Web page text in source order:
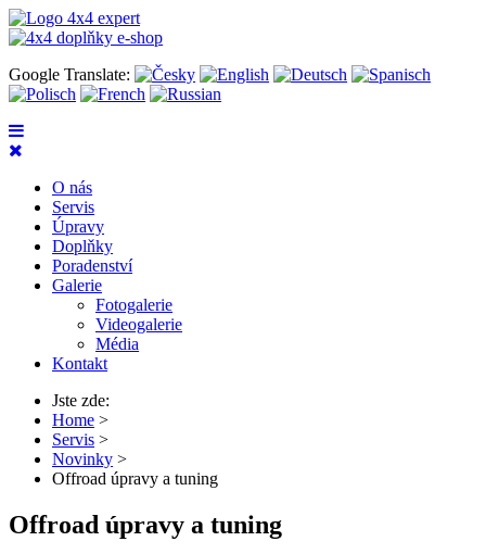
Google Translate:
O nás
Servis
Úpravy
Doplňky
Poradenství
Galerie
Fotogalerie
Videogalerie
Média
Kontakt
Jste zde:
Home >
Servis >
Novinky >
Offroad úpravy a tuning
Offroad úpravy a tuning